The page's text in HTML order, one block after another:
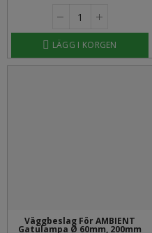
LÄGG I KORGEN
Väggbeslag För AMBIENT
Gatulampa Ø 60mm, 200mm